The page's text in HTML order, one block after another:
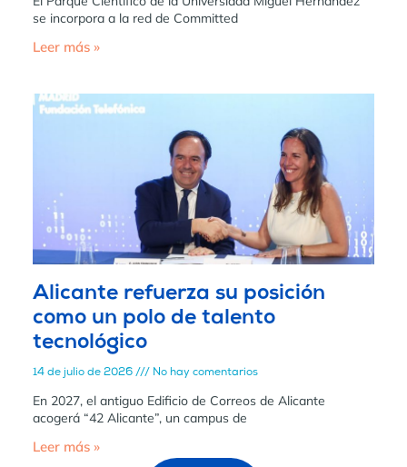
se incorpora a la red de Committed
Leer más »
Alicante refuerza su posición
como un polo de talento
tecnológico
14 de julio de 2026 No hay comentarios
En 2027, el antiguo Edificio de Correos de Alicante
acogerá “42 Alicante”, un campus de
Leer más »